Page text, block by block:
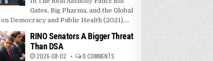
Gates, Big Pharma, and the Global
Democracy and Public Health (2021),...
RINO Senators A Bigger Threat
Than DSA
2026-08-02 0 COMMENTS